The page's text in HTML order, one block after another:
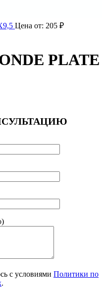
Цена от: 205 ₽
PLATE
с условиями Политики по
.